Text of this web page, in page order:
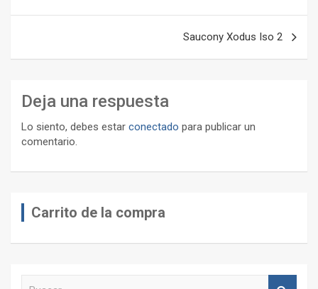
Saucony Xodus Iso 2
Deja una respuesta
Lo siento, debes estar conectado para publicar un
comentario.
Carrito de la compra